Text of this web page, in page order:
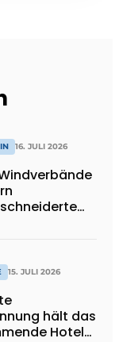
16. JULI 2026
15. JULI 2026
hält das
Hotel